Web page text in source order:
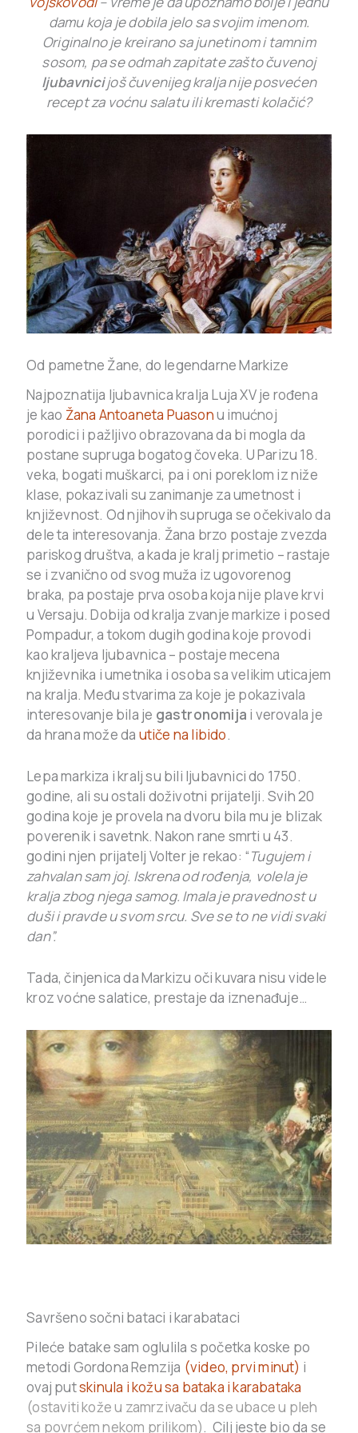
damu koja je dobila jelo sa svojim imenom.
Originalno je kreirano sa junetinom i tamnim
sosom, pa se odmah zapitate zašto čuvenoj
ljubavnicijoš čuvenijeg kralja nije posvećen
recept za voćnu salatu ili kremasti kolačić?
Od pametne Žane, do legendarne Markize
Najpoznatija ljubavnica kralja Luja XV je rođena
je kao Žana Antoaneta Puasonu imućnoj
porodici i pažljivo obrazovana da bi mogla da
postane supruga bogatog čoveka. U Parizu 18.
veka, bogati muškarci, pa i oni poreklom iz niže
klase, pokazivali su zanimanje za umetnost i
književnost. Od njihovih supruga se očekivalo da
dele ta interesovanja. Žana brzo postaje zvezda
pariskog društva, a kada je kralj primetio – rastaje
se i zvanično od svog muža iz ugovorenog
braka, pa postaje prva osoba koja nije plave krvi
u Versaju. Dobija od kralja zvanje markize i posed
Pompadur, a tokom dugih godina koje provodi
kao kraljeva ljubavnica – postaje mecena
književnika i umetnika i osoba sa velikim uticajem
na kralja. Među stvarima za koje je pokazivala
interesovanje bila je gastronomija i verovala je
da hrana može da utiče na libido.
Lepa markiza i kralj su bili ljubavnici do 1750.
godine, ali su ostali doživotni prijatelji. Svih 20
godina koje je provela na dvoru bila mu je blizak
poverenik i savetnk. Nakon rane smrti u 43.
godini njen prijatelj Volter je rekao: “Tugujem i
zahvalan sam joj. Iskrena od rođenja, volela je
kralja zbog njega samog. Imala je pravednost u
duši i pravde u svom srcu. Sve se to ne vidi svaki
dan”.
Tada, činjenica da Markizu oči kuvara nisu videle
kroz voćne salatice, prestaje da iznenađuje…
Savršeno sočni bataci i karabataci
Pileće batake sam oglulila s početka koske po
metodi Gordona Remzija (video, prvi minut) i
ovaj putskinula i kožu sa bataka i karabataka
(ostaviti kože u zamrzivaču da se ubace u pleh
sa povrćem nekom prilikom). Cilj jeste bio da se